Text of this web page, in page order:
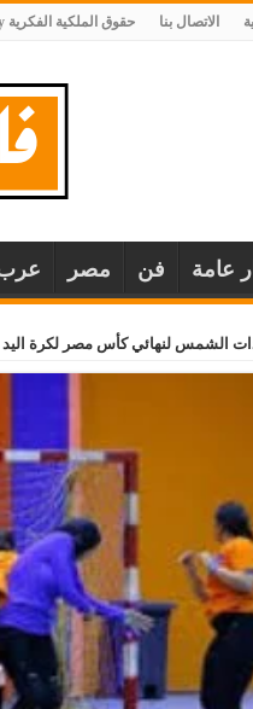
الاتصال بنا حقوق الملكية الفكرية DMCA Policy
عامة فن مصر
الشمس لنهائي كأس مصر لكرة